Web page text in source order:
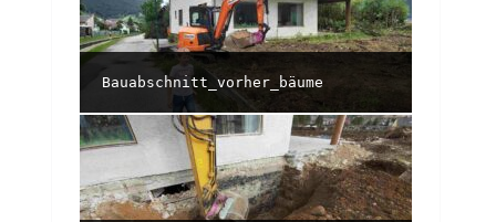
Bauabschnitt_vorher_bäume